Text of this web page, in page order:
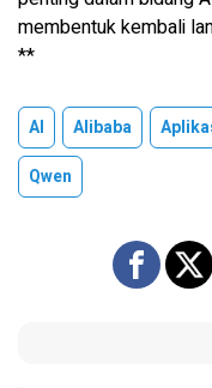
membentuk kembali
**
AI Alibaba
Qwen